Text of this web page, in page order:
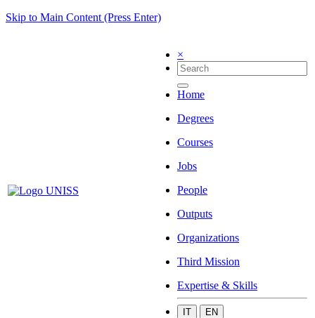
Skip to Main Content (Press Enter)
×
Home
Degrees
Courses
Jobs
People
Outputs
Organizations
Third Mission
Expertise & Skills
IT EN